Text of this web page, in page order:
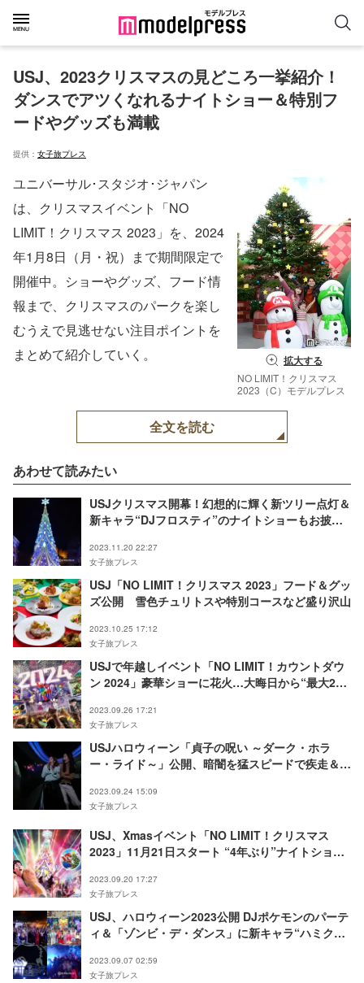
USJ、2023クリスマスの見どころ一挙紹介！
ダンスでアツくなれるナイトショー＆特別フ
ードやグッズも満載
提供： 女子旅プレス
拡大する
NO LIMIT！クリスマス
2023（C）モデルプレス
ユニバーサル･スタジオ･ジャパン
は、クリスマスイベント「NO
LIMIT！クリスマス 2023」を、2024
年1月8日（月・祝）まで期間限定で
開催中。ショーやグッズ、フード情
報まで、クリスマスのパークを楽し
むうえで見逃せない注目ポイントを
まとめて紹介していく。
全文を読む
あわせて読みたい
USJクリスマス開幕！幻想的に輝く新ツリー点灯＆
新キャラ“DJフロスティ”のナイトショーもお披露
2023.11.20 22:27
女子旅プレス
USJ「NO LIMIT！クリスマス 2023」フード＆グッ
ズ公開 雪色チュリトスや特別コースなど盛り沢山
2023.10.25 17:12
女子旅プレス
USJで年越しイベント「NO LIMIT！カウントダウ
ン 2024」豪華ショーに花火…大晦日から“最大26
2023.09.26 17:21
女子旅プレス
USJハロウィーン「貞子の呪い ～ダーク・ホラ
ー・ライド～」公開、暗闇を猛スピードで疾走＆突
2023.09.24 15:09
女子旅プレス
USJ、Xmasイベント「NO LIMIT！クリスマス
2023」11月21日スタート “4年ぶり”ナイトショー
2023.09.20 17:27
女子旅プレス
USJ、ハロウィーン2023公開 DJポケモンのパーテ
ィ＆「ゾンビ・デ・ダンス」に新キャラ“ハミクマ
2023.09.07 02:59
女子旅プレス